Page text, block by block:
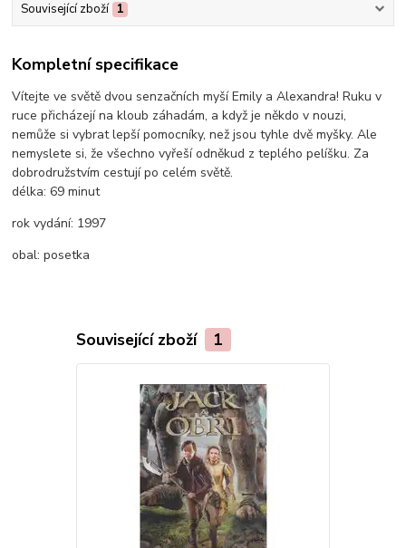
Související zboží 1
Kompletní specifikace
Vítejte ve světě dvou senzačních myší Emily a Alexandra! Ruku v
ruce přicházejí na kloub záhadám, a když je někdo v nouzi,
nemůže si vybrat lepší pomocníky, než jsou tyhle dvě myšky. Ale
nemyslete si, že všechno vyřeší odněkud z teplého pelíšku. Za
dobrodružstvím cestují po celém světě.
délka: 69 minut
rok vydání: 1997
obal: posetka
Související zboží 1